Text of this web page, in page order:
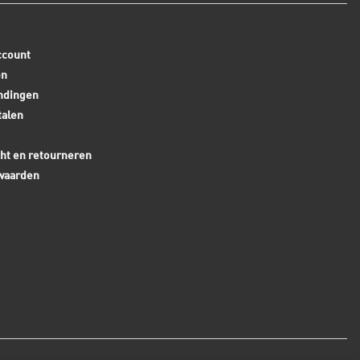
en retourneren